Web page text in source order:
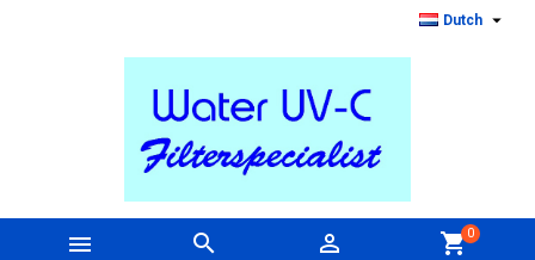
Dutch 
   shopping_cart0